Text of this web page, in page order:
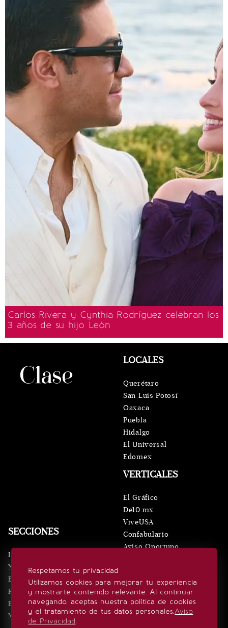
Carlos Rivera y Cynthia Rodríguez celebran los
3 años de su hijo León
Respetamos tu privacidad
Utilizamos cookies para mejorar tu experiencia
y mostrarte contenido relevante. Al continuar
navegando, aceptas nuestra política de cookies
y el tratamiento de tus datos personales.Aviso
de Privacidad.
SECCIONES
Inicio
Noticias
Eventos
Realeza
Estilo de vida
Minuto x Minuto
VERTICALES
El Gráfico
De10.mx
ViveUSA
Confabulario
Aviso Oportuno
LOCALES
Querétaro
San Luis Potosí
Oaxaca
Puebla
Hidalgo
El Universal
Edomex
SÍGUENOS